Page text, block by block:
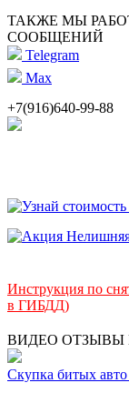
ТАКЖЕ МЫ
СООБЩЕНИЙ
Telegram
Max
+7(916)640-99-88
Инструкция по
в ГИБДД)
ВИДЕО
Скупка битых авто